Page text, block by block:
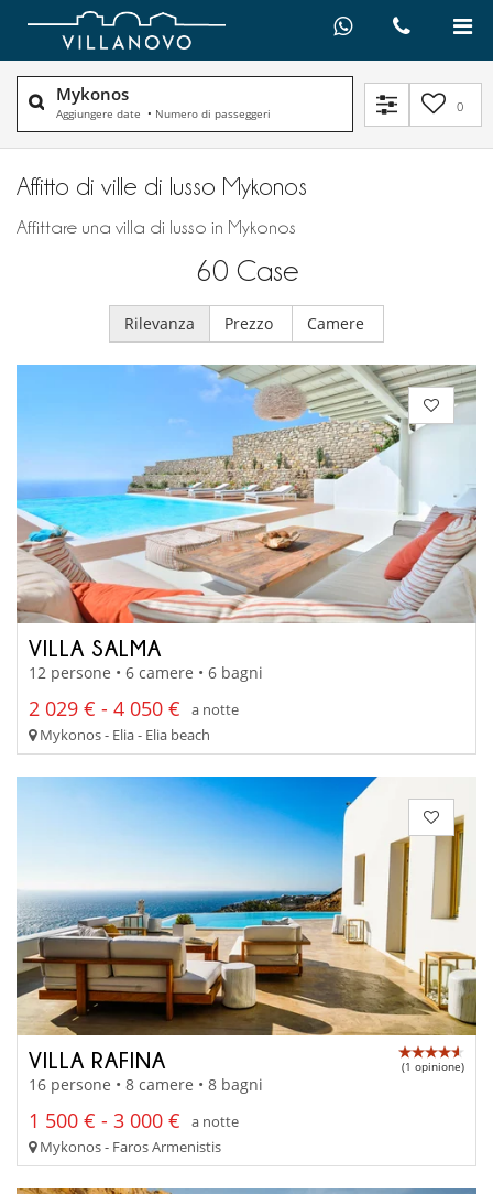
Mykonos
Aggiungere date • Numero di passeggeri 0
Affitto di ville di lusso Mykonos
Affittare una villa di lusso in Mykonos
60 Case
Rilevanza Prezzo Camere
VILLA SALMA
12 persone • 6 camere • 6 bagni
2 029 € - 4 050 €
a notte
Mykonos - Elia - Elia beach
VILLA RAFINA (1 opinione)
16 persone • 8 camere • 8 bagni
1 500 € - 3 000 €
a notte
Mykonos - Faros Armenistis